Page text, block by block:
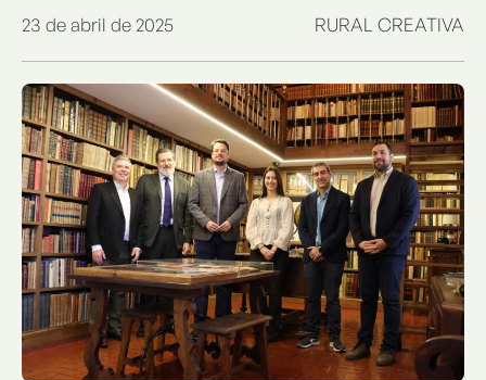
23 de abril de 2025 RURAL CREATIVA